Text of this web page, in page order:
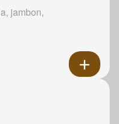
jambon,